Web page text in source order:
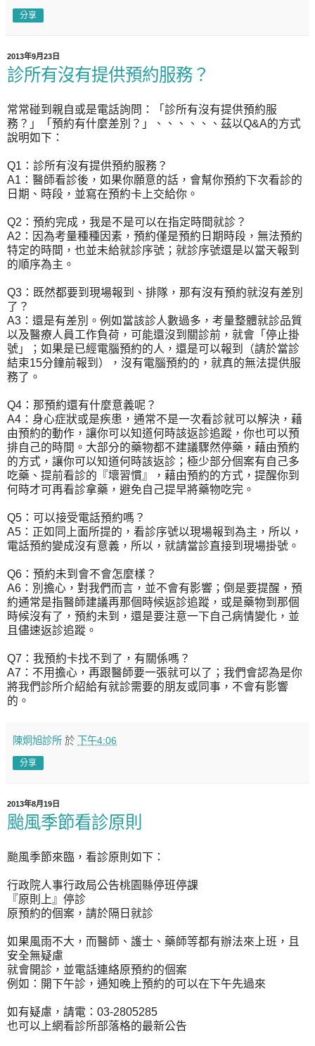
分享
2013年9月23日
診所有沒有提供預約服務？
常常碰到親自或是電話詢問：「診所有沒有提供預約服
務？」「預約有什麼差別？」、、、、、、茲以Q&A的方式
說明如下：
Q1：診所有沒有提供預約服務？
A1：醫師看診後，如果你願意的話，會幫你預約下次看診的
日期、時段，並寫在預約卡上交給你。
Q2：預約完成，我是不是可以在指定時間就診？
A2：因為考量種種因素，預約僅是預約日期時段，無法預約
特定的時間，也並未給就診序號；就診序號還是以當天報到
的順序為主。
Q3：既然都要到現場報到、排隊，那有沒有預約就沒有差別
了？
A3：還是有差別。例如當該診人數過多，考量整體就診品質
以及醫療人員工作負荷，可能還沒到關診前，就會「停止掛
號」；如果是已經電腦預約的人，還是可以報到（請於當診
結束15分鐘前報到），沒有電腦預約的，就真的無法提供服
務了。
Q4：那預約還有什麼意義呢？
A4：身心症狀或是疾患，通常不是一次看診就可以解決，藉
由預約的動作，讓你可以知道何時該返診追蹤，你也可以預
排自己的時間。大部分的藥物都不建議驟然停藥，藉由預約
的方式，讓你可以知道何時該返診；極少部分個案有自己多
吃藥、提前看診的『壞習慣』，藉由預約的方式，提醒你到
何時才可再看診拿藥，避免自己提早將藥物吃完。
Q5：可以接受電話預約嗎？
A5：正如同上面所提的，看診序號以現場報到為主，所以，
電話預約變成沒有意義，所以，就請當診直接到現場掛號。
Q6：預約未到會不會怎麼樣？
A6：別擔心，對我們而言，並不會有影響；倒是要提醒，預
約通常是指醫師建議再那個時候返診追蹤，或是藥物到那個
時候沒有了，預約未到，還是要注意一下自己病情變化，並
且儘速返診追蹤。
Q7：我預約卡找不到了，有關係嗎？
A7：不用擔心，再跟醫師要一張就可以了；我們會認為是你
將我們診所介紹給有就診需要的朋友或同事，不會有影響
的。
陳炯旭診所 於 下午4:06
分享
2013年8月19日
颱風季節看診原則
颱風季節來臨，看診原則如下：
行政院人事行政局公告桃園縣停班停課
『原則上』停診
原預約的個案，請於隔日就診
如果風雨不大，而醫師、護士、藥師等都有辦法來上班，且
安全無疑慮
就會開診，並電話連絡原預約的個案
例如：開下午診，通知晚上預約的可以在下午先過來
如有疑慮，請電：03-2805285
也可以上網看診所部落格的最新公告